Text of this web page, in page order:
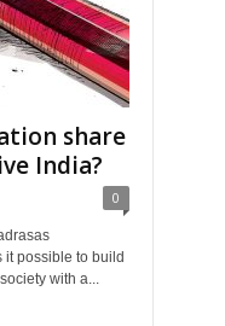
share
India?
0
it possible to build
with a...